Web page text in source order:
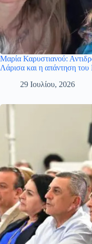
Μαρία Καρυστιανού:
Λάρισα και η απάντηση
29 Ιουλίου, 2026